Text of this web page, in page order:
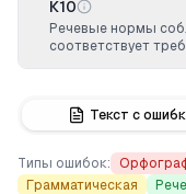
Текст с
Типы ошибок:
Грамматическая
К10
Речевые нормы
соответствует